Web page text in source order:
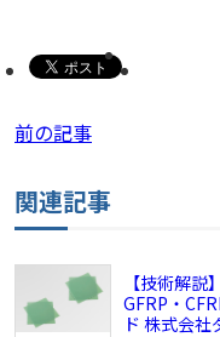
前の記事
関連記事
【技術解
GFRP・
ド 株式会社